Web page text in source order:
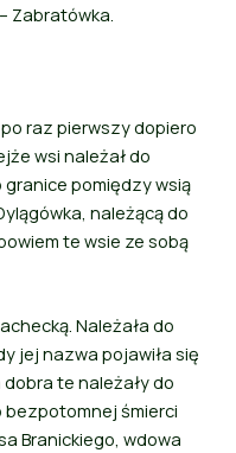
Zabratówka.
raz pierwszy dopiero
wsi należał do
granice pomiędzy wsią
należącą do
te wsie ze sobą
Należała do
jej nazwa pojawiła się
te należały do
bezpotomnej śmierci
Branickiego, wdowa